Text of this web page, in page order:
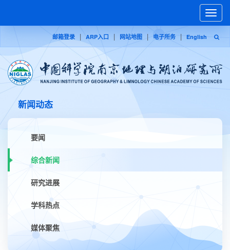
邮箱登录 | ARP入口 | 网站地图 | 电子所务 | English
Toggle
新闻动态
要闻
综合新闻
研究进展
学科热点
媒体聚焦